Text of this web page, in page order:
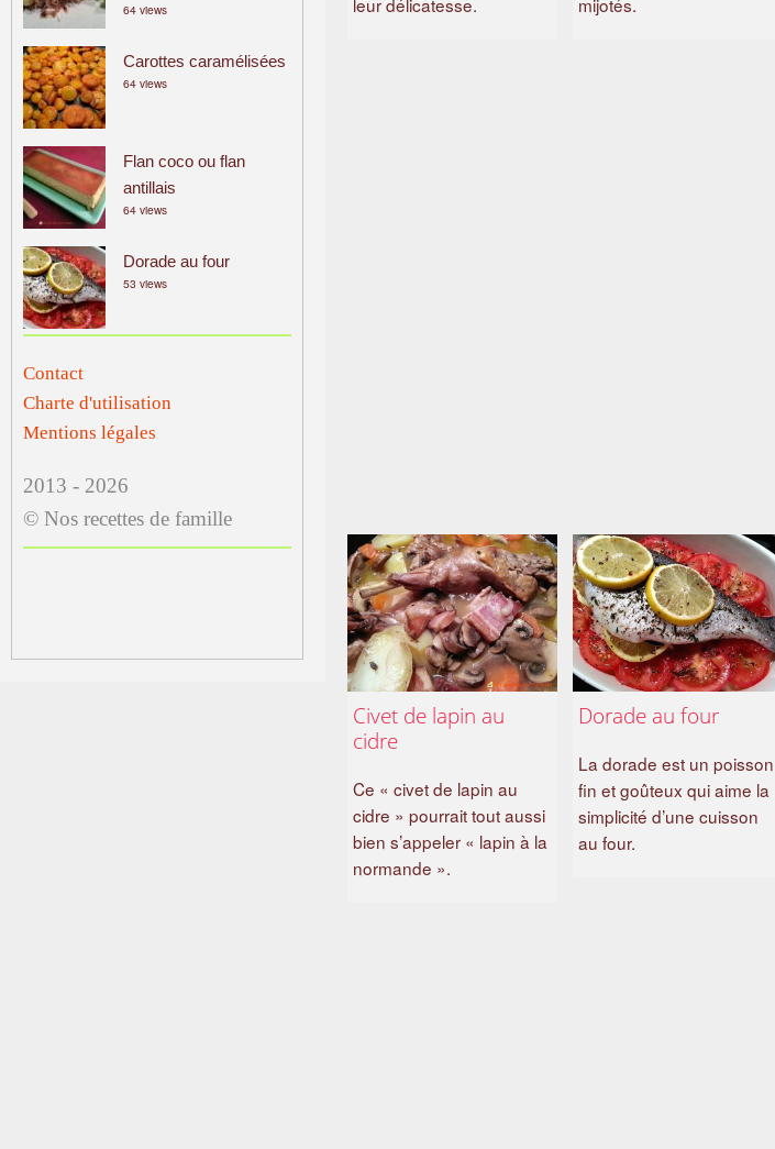
64 views
Carottes caramélisées
64 views
Flan coco ou flan
antillais
64 views
Dorade au four
53 views
Contact
Charte d'utilisation
Mentions légales
2013 - 2026
© Nos recettes de famille
Civet de lapin au
cidre
Ce « civet de lapin au
cidre » pourrait tout aussi
bien s’appeler « lapin à la
normande ».
Dorade au four
La dorade est un poisson
fin et goûteux qui aime la
simplicité d’une cuisson
au four.